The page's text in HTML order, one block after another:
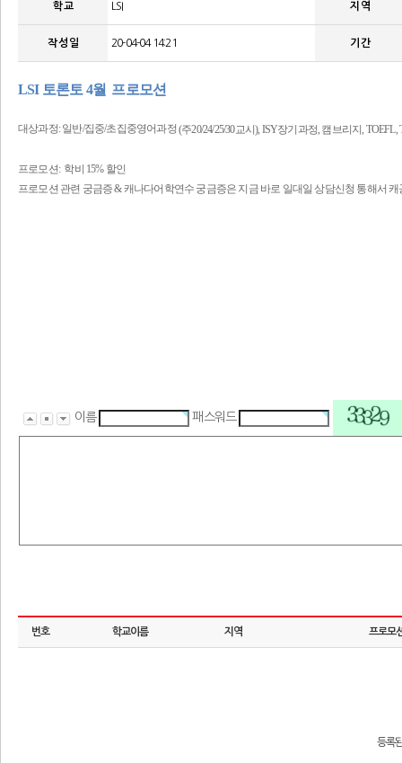
학 교 LSI 지 역
작 성 일 20-04-04 14:21 기 간
LSI 토론토 4월 프로모션
대상과정: 일반/집중/초집중영어과정(주20/24/25/30교시), ISY장기과정, 캠브리지,
프로모션: 학비 15% 할인
프로모션 관련 궁금증 & 캐나다어학연수 궁금증은 지금 바로 일대일 상담신청 통해서
이름 패스워드
번호 학교이름 지역 프로모
등록